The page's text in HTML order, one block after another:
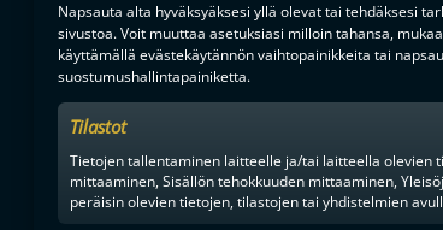
Napsauta alta hyväksyäksesi yllä olevat tai tehdäksesi
sivustoa. Voit muuttaa asetuksiasi milloin tahansa,
käyttämällä evästekäytännön vaihtopainikkeita tai
suostumushallintapainiketta.
Tilastot
Tietojen tallentaminen laitteelle ja/tai laitteella olevien
mittaaminen, Sisällön tehokkuuden mittaaminen,
peräisin olevien tietojen, tilastojen tai yhdistelmien
Pietari Jääskeläinen 56:13
56:13
TM 0-4